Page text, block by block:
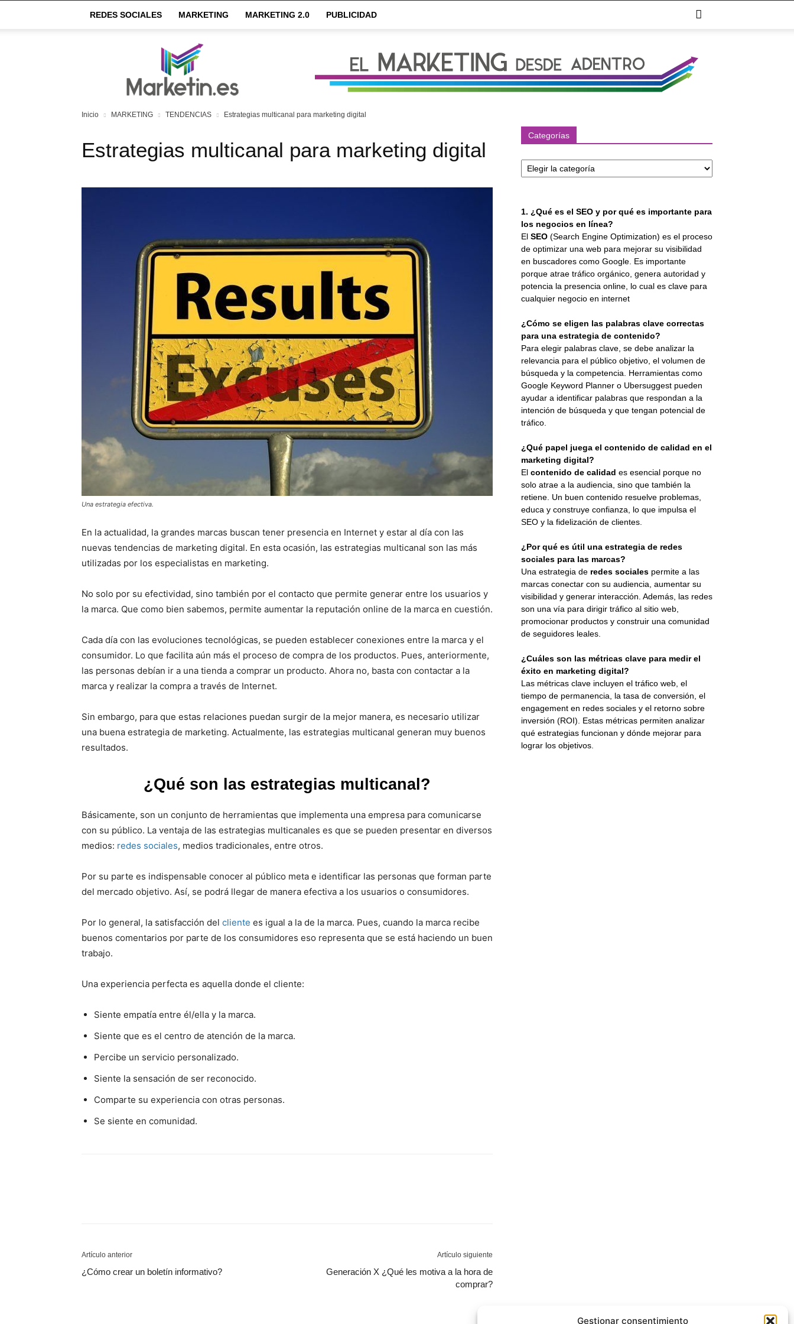
Gestionar consentimiento
REDES SOCIALES MARKETING MARKETING 2.0 PUBLICIDAD
Inicio MARKETING TENDENCIAS Estrategias multicanal para marketing digital
Estrategias multicanal para marketing digital
Una estrategia efectiva.
En la actualidad, la grandes marcas buscan tener presencia en Internet y estar al día con las
nuevas tendencias de marketing digital. En esta ocasión, las estrategias multicanal son las más
utilizadas por los especialistas en marketing.
No solo por su efectividad, sino también por el contacto que permite generar entre los usuarios y
la marca. Que como bien sabemos, permite aumentar la reputación online de la marca en cuestión.
Cada día con las evoluciones tecnológicas, se pueden establecer conexiones entre la marca y el
consumidor. Lo que facilita aún más el proceso de compra de los productos. Pues, anteriormente,
las personas debían ir a una tienda a comprar un producto. Ahora no, basta con contactar a la
marca y realizar la compra a través de Internet.
Sin embargo, para que estas relaciones puedan surgir de la mejor manera, es necesario utilizar
una buena estrategia de marketing. Actualmente, las estrategias multicanal generan muy buenos
resultados.
¿Qué son las estrategias multicanal?
Básicamente, son un conjunto de herramientas que implementa una empresa para comunicarse
con su público. La ventaja de las estrategias multicanales es que se pueden presentar en diversos
medios: redes sociales, medios tradicionales, entre otros.
Por su parte es indispensable conocer al público meta e identificar las personas que forman parte
del mercado objetivo. Así, se podrá llegar de manera efectiva a los usuarios o consumidores.
Por lo general, la satisfacción del cliente es igual a la de la marca. Pues, cuando la marca recibe
buenos comentarios por parte de los consumidores eso representa que se está haciendo un buen
trabajo.
Una experiencia perfecta es aquella donde el cliente:
Siente empatía entre él/ella y la marca.
Siente que es el centro de atención de la marca.
Percibe un servicio personalizado.
Siente la sensación de ser reconocido.
Comparte su experiencia con otras personas.
Se siente en comunidad.
Artículo anterior
¿Cómo crear un boletín informativo?
Artículo siguiente
Generación X ¿Qué les motiva a la hora de
comprar?
Categorías
1. ¿Qué es el SEO y por qué es importante para
los negocios en línea?
El SEO (Search Engine Optimization) es el proceso
de optimizar una web para mejorar su visibilidad
en buscadores como Google. Es importante
porque atrae tráfico orgánico, genera autoridad y
potencia la presencia online, lo cual es clave para
cualquier negocio en internet
¿Cómo se eligen las palabras clave correctas
para una estrategia de contenido?
Para elegir palabras clave, se debe analizar la
relevancia para el público objetivo, el volumen de
búsqueda y la competencia. Herramientas como
Google Keyword Planner o Ubersuggest pueden
ayudar a identificar palabras que respondan a la
intención de búsqueda y que tengan potencial de
tráfico.
¿Qué papel juega el contenido de calidad en el
marketing digital?
El contenido de calidad es esencial porque no
solo atrae a la audiencia, sino que también la
retiene. Un buen contenido resuelve problemas,
educa y construye confianza, lo que impulsa el
SEO y la fidelización de clientes.
¿Por qué es útil una estrategia de redes
sociales para las marcas?
Una estrategia de redes sociales permite a las
marcas conectar con su audiencia, aumentar su
visibilidad y generar interacción. Además, las redes
son una vía para dirigir tráfico al sitio web,
promocionar productos y construir una comunidad
de seguidores leales.
¿Cuáles son las métricas clave para medir el
éxito en marketing digital?
Las métricas clave incluyen el tráfico web, el
tiempo de permanencia, la tasa de conversión, el
engagement en redes sociales y el retorno sobre
inversión (ROI). Estas métricas permiten analizar
qué estrategias funcionan y dónde mejorar para
lograr los objetivos.